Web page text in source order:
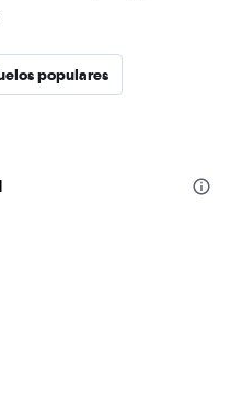
populares